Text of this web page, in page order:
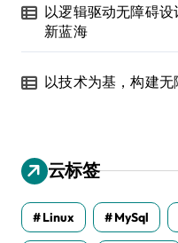
以逻辑驱动无障碍
新蓝海
以技术为基，构建
云标签
Linux MySql